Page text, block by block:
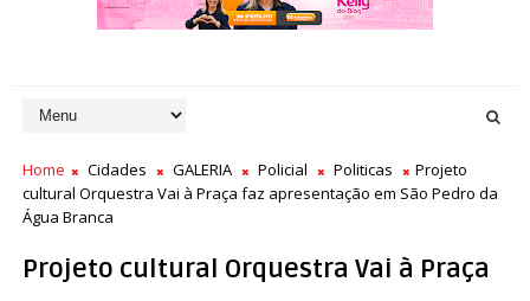
Home Cidades GALERIA Policial Politicas
Projeto
cultural Orquestra Vai à Praça faz apresentação em São Pedro da
Água Branca
Projeto cultural Orquestra Vai à Praça